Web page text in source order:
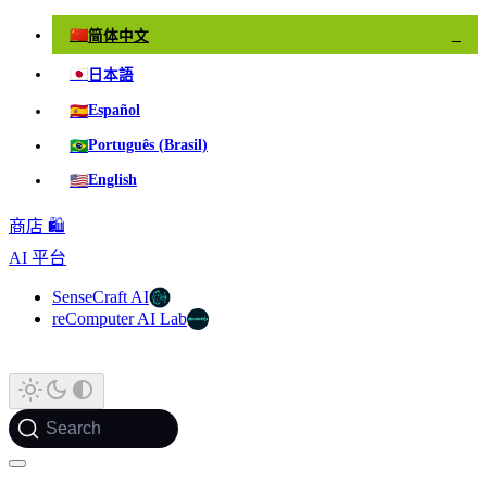
🇨🇳简体中文
🇯🇵 日本語
🇪🇸Español
🇧🇷Português (Brasil)
🇺🇸English
商店 🛍️
AI 平台
SenseCraft AI
reComputer AI Lab
Search